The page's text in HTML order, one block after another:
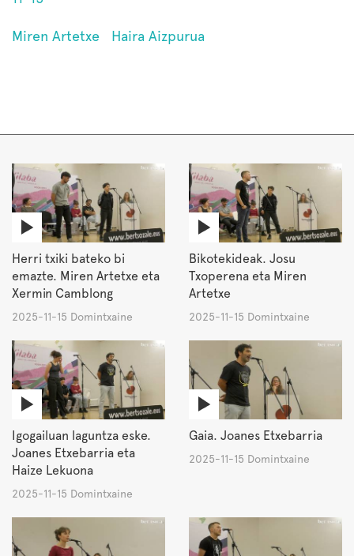
Miren Artetxe Haira Aizpurua
Herri txiki bateko bi
emazte. Miren Artetxe eta
Xermin Camblong
2025-11-15 Domintxaine
Bikotekideak. Josu
Txoperena eta Miren
Artetxe
2025-11-15 Domintxaine
Igogailuan laguntza eske.
Joanes Etxebarria eta
Haize Lekuona
2025-11-15 Domintxaine
Gaia. Joanes Etxebarria
2025-11-15 Domintxaine